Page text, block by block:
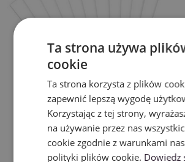
Ta strona używa
cookie
Ta strona korzysta z plików
zapewnić lepszą wygodę
Korzystając z tej strony,
na używanie przez nas
cookie zgodnie z warunkami
polityki plików cookie. Dowiedz